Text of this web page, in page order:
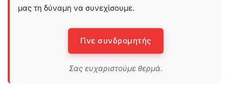
μας τη δύναμη να συνεχίσουμε.
Γίνε συνδρομητής
Σας ευχαριστούμε θερμά.